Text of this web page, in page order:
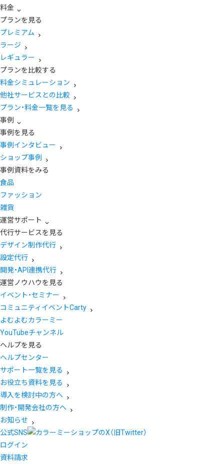
料金
プランを見る
プレミアム
ラージ
レギュラー
プランを比較する
料金シミュレーション
他社サービスとの比較
プラン・料金一覧を見る
事例
事例を見る
事例インタビュー
ショップ事例
事例資料をみる
食品
ファッション
雑貨
運営サポート
代行サービスを見る
デザイン制作代行
設定代行
開発・API連携代行
運営ノウハウを見る
イベント・セミナー
コミュニティイベントCarty
よむよむカラーミー
YouTubeチャンネル
ヘルプを見る
ヘルプセンター
サポート一覧を見る
お役立ち資料を見る
導入を検討中の方へ
制作・開発会社の方へ
お知らせ
公式SNS
ログイン
資料請求